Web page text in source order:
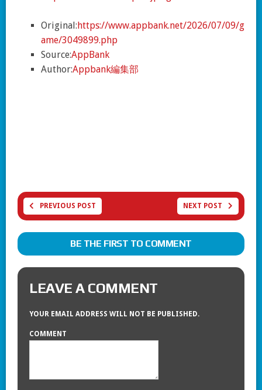
Original:https://www.appbank.net/2026/07/09/g
ame/3049899.php
Source:AppBank
Author:Appbank編集部
PREVIOUS POST NEXT POST
BE THE FIRST TO COMMENT
LEAVE A COMMENT
YOUR EMAIL ADDRESS WILL NOT BE PUBLISHED.
COMMENT